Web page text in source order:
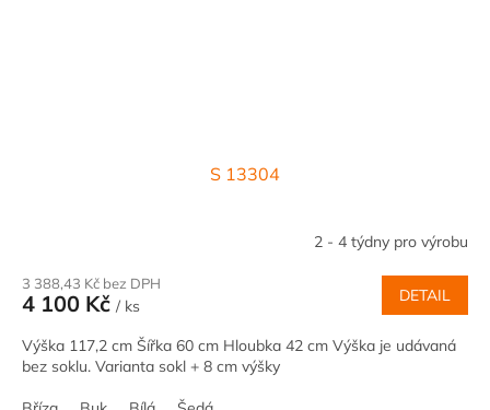
S 13304
2 - 4 týdny pro výrobu
3 388,43 Kč bez DPH
4 100 Kč / ks
DETAIL
Výška 117,2 cm Šířka 60 cm Hloubka 42 cm Výška je udávaná
bez soklu. Varianta sokl + 8 cm výšky